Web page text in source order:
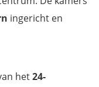
ingericht en
het24-